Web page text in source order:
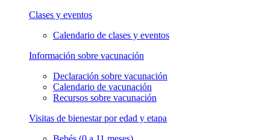
Clases y eventos
Calendario de clases y eventos
Información sobre vacunación
Declaración sobre vacunación
Calendario de vacunación
Recursos sobre vacunación
Visitas de bienestar por edad y etapa